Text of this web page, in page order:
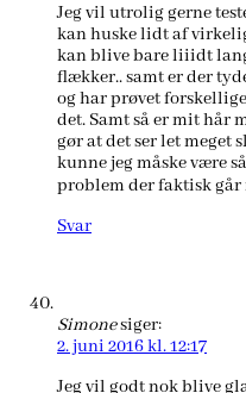
Jeg vil utrolig gerne
kan huske lidt af
kan blive bare liiidt
flækker.. samt er der
og har prøvet
det. Samt så er mit hår
gør at det ser let meget
kunne jeg måske være
problem der faktisk går
Svar
Simonesiger:
2. juni 2016 kl. 12:17
Jeg vil godt nok blive